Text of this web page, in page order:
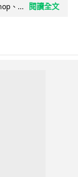
、...
閱讀全文